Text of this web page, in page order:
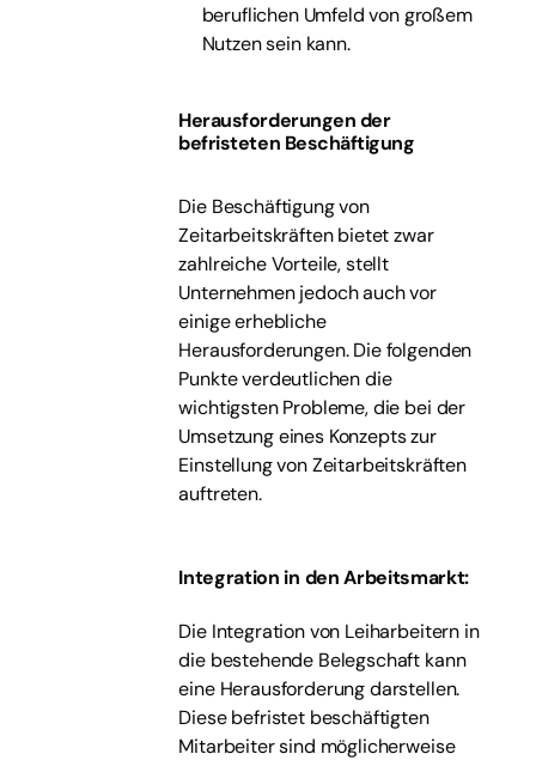
beruflichen Umfeld von großem
Nutzen sein kann.
Herausforderungen der
befristeten Beschäftigung
Die Beschäftigung von
Zeitarbeitskräften bietet zwar
zahlreiche Vorteile, stellt
Unternehmen jedoch auch vor
einige erhebliche
Herausforderungen. Die folgenden
Punkte verdeutlichen die
wichtigsten Probleme, die bei der
Umsetzung eines Konzepts zur
Einstellung von Zeitarbeitskräften
auftreten.
Integration in den Arbeitsmarkt:
Die Integration von Leiharbeitern in
die bestehende Belegschaft kann
eine Herausforderung darstellen.
Diese befristet beschäftigten
Mitarbeiter sind möglicherweise